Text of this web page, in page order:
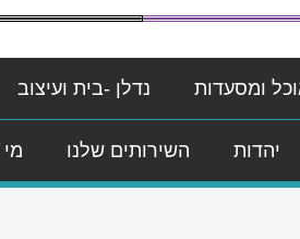
ומסעדות נדלן -בית ועיצוב
יהדות השירותים שלנו מי